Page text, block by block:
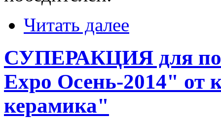
Читать далее
СУПЕРАКЦИЯ для
Expo Осень-2014" от
керамика"